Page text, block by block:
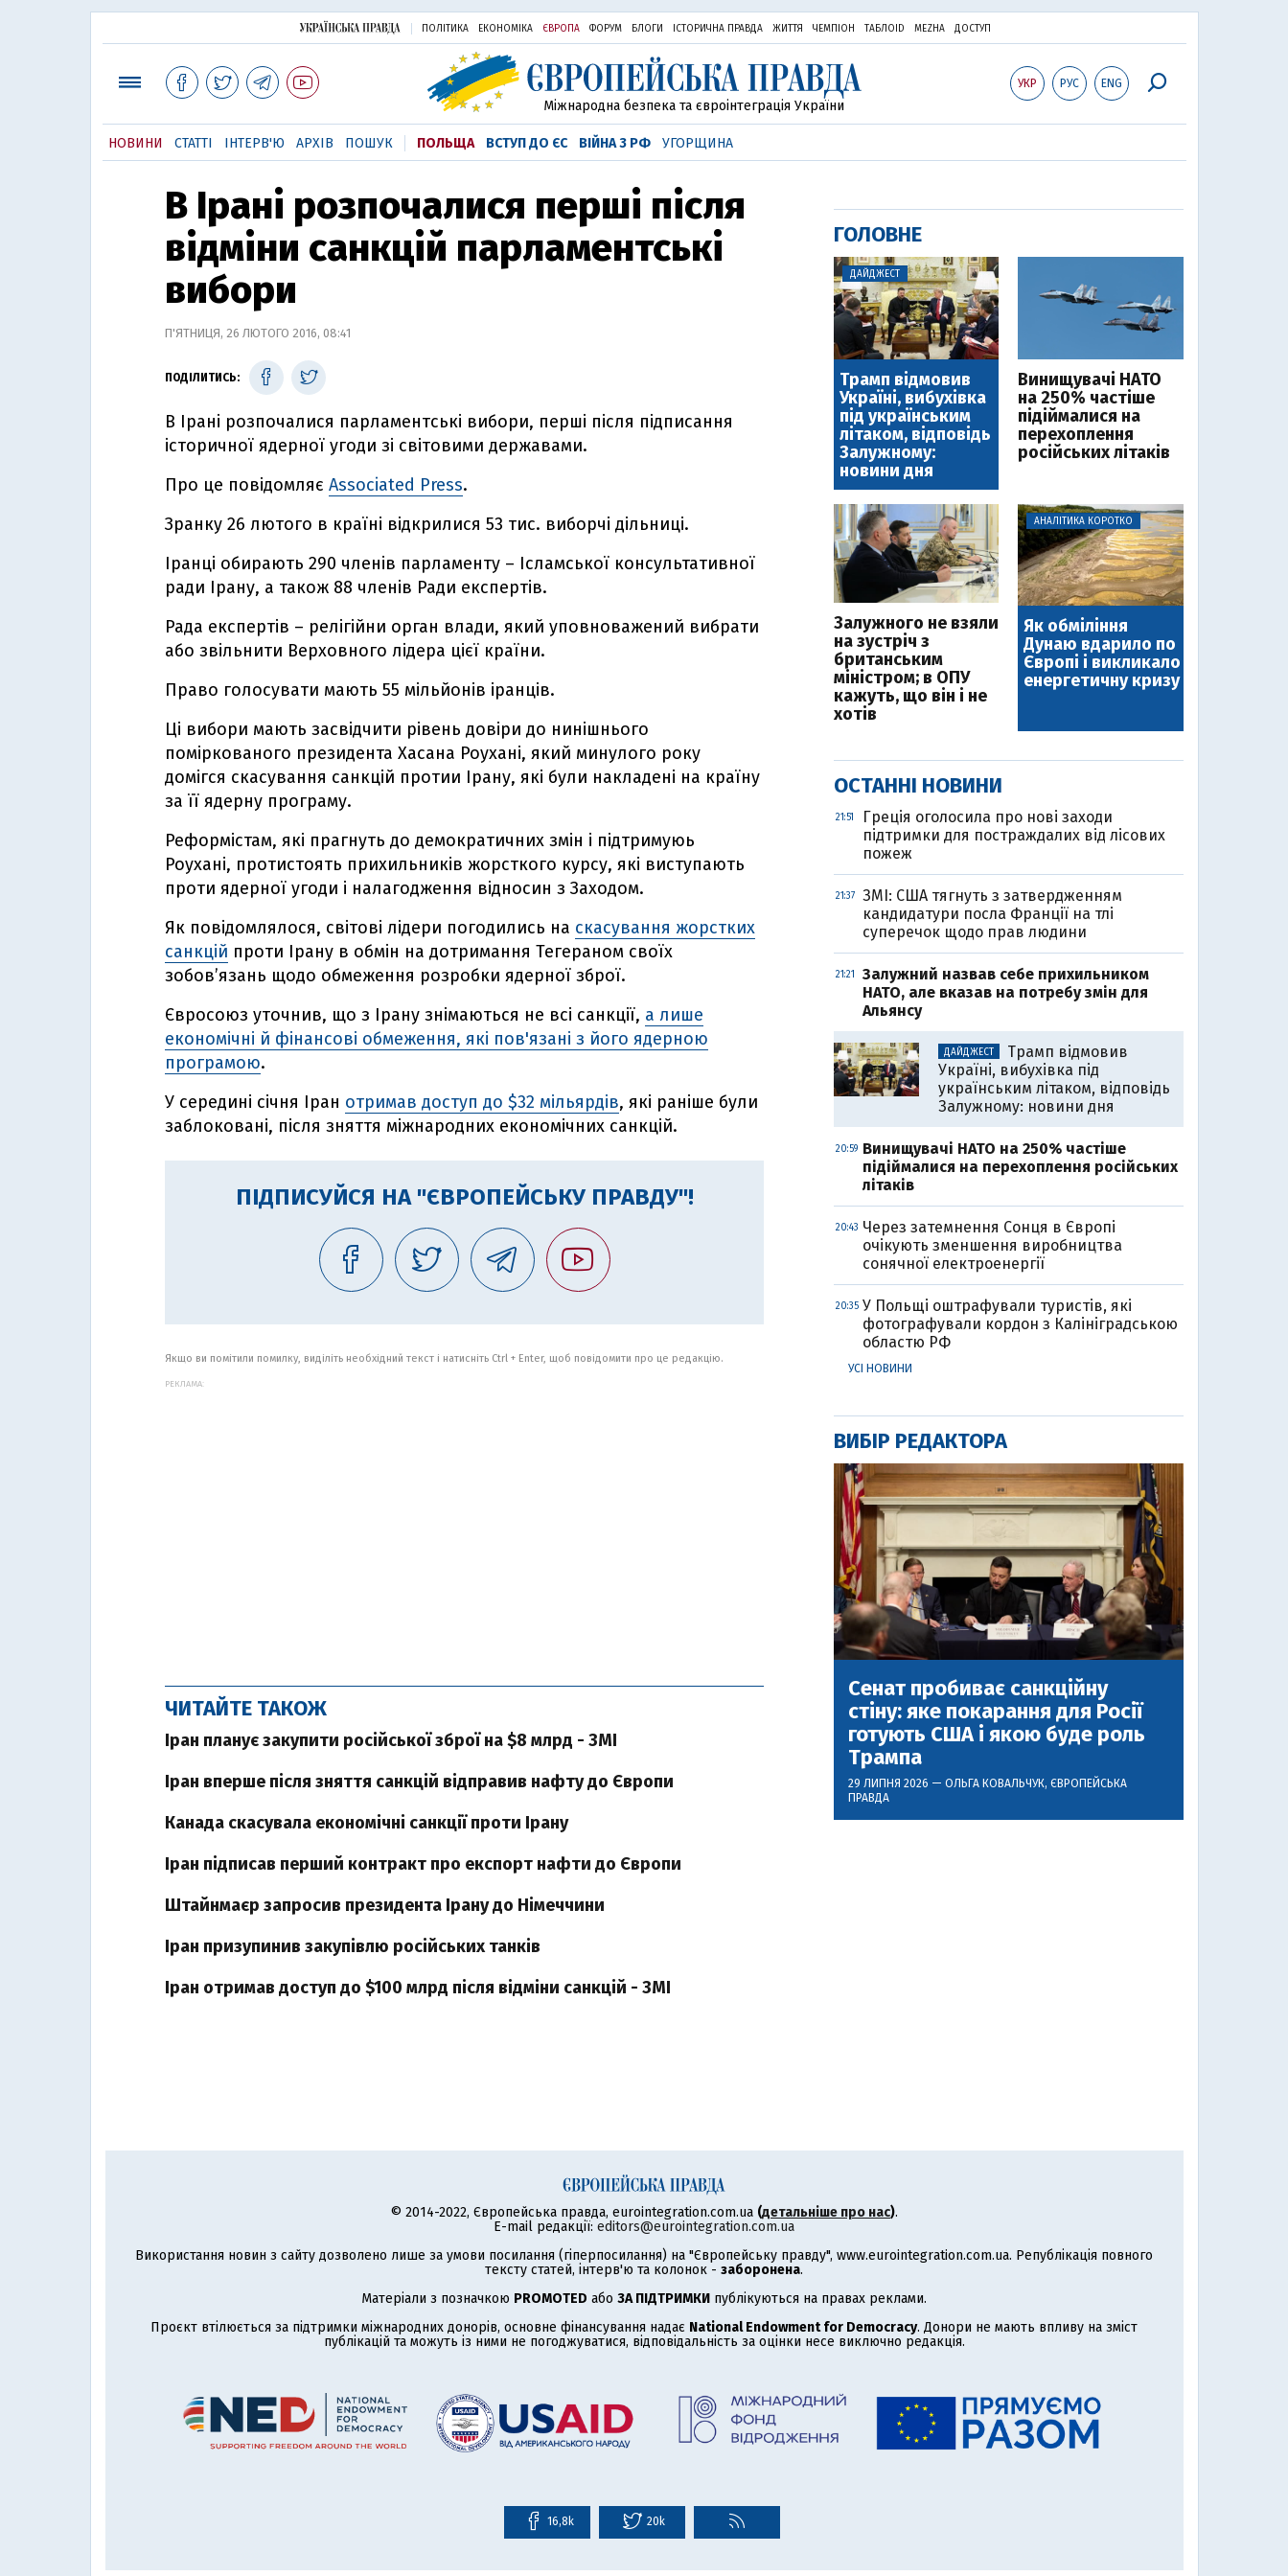
ПОЛІТИКА ЕКОНОМІКА ЄВРОПА ФОРУМ БЛОГИ ІСТОРИЧНА ПРАВДА ЖИТТЯ ЧЕМПІОН ТАБЛОID MEZHA ДОСТУП
УКР РУС ENG
Міжнародна безпека та євроінтеграція України
НОВИНИ СТАТТІ ІНТЕРВ'Ю АРХІВ ПОШУК ПОЛЬЩА ВСТУП ДО ЄС ВІЙНА З РФ УГОРЩИНА
В Ірані розпочалися перші після
відміни санкцій парламентські
вибори
П'ЯТНИЦЯ, 26 ЛЮТОГО 2016, 08:41
ПОДІЛИТИСЬ:
В Ірані розпочалися парламентські вибори, перші після підписання
історичної ядерної угоди зі світовими державами.
Про це повідомляє Associated Press.
Зранку 26 лютого в країні відкрилися 53 тис. виборчі дільниці.
Іранці обирають 290 членів парламенту – Ісламської консультативної
ради Ірану, а також 88 членів Ради експертів.
Рада експертів – релігійни орган влади, який уповноважений вибрати
або звільнити Верховного лідера цієї країни.
Право голосувати мають 55 мільйонів іранців.
Ці вибори мають засвідчити рівень довіри до нинішнього
поміркованого президента Хасана Роухані, який минулого року
домігся скасування санкцій протии Ірану, які були накладені на країну
за її ядерну програму.
Реформістам, які прагнуть до демократичних змін і підтримуюь
Роухані, протистоять прихильників жорсткого курсу, які виступають
проти ядерної угоди і налагодження відносин з Заходом.
Як повідомлялося, світові лідери погодились на скасування жорстких
санкцій проти Ірану в обмін на дотримання Тегераном своїх
зобовʼязань щодо обмеження розробки ядерної зброї.
Євросоюз уточнив, що з Ірану знімаються не всі санкції, а лише
економічні й фінансові обмеження, які пов'язані з його ядерною
програмою.
У середині січня Іран отримав доступ до $32 мільярдів, які раніше були
заблоковані, після зняття міжнародних економічних санкцій.
ПІДПИСУЙСЯ НА "ЄВРОПЕЙСЬКУ ПРАВДУ"!
Якщо ви помітили помилку, виділіть необхідний текст і натисніть Ctrl + Enter, щоб повідомити про це редакцію.
РЕКЛАМА:
ЧИТАЙТЕ ТАКОЖ
Іран планує закупити російської зброї на $8 млрд - ЗМІ
Іран вперше після зняття санкцій відправив нафту до Європи
Канада скасувала економічні санкції проти Ірану
Іран підписав перший контракт про експорт нафти до Європи
Штайнмаєр запросив президента Ірану до Німеччини
Іран призупинив закупівлю російських танків
Іран отримав доступ до $100 млрд після відміни санкцій - ЗМІ
ГОЛОВНЕ
ДАЙДЖЕСТ
Трамп відмовив
Україні, вибухівка
під українським
літаком, відповідь
Залужному:
новини дня
Винищувачі НАТО
на 250% частіше
підіймалися на
перехоплення
російських літаків
Залужного не взяли
на зустріч з
британським
міністром; в ОПУ
кажуть, що він і не
хотів
АНАЛІТИКА КОРОТКО
Як обміління
Дунаю вдарило по
Європі і викликало
енергетичну кризу
ОСТАННІ НОВИНИ
21:51
Греція оголосила про нові заходи
підтримки для постраждалих від лісових
пожеж
21:37
ЗМІ: США тягнуть з затвердженням
кандидатури посла Франції на тлі
суперечок щодо прав людини
21:21
Залужний назвав себе прихильником
НАТО, але вказав на потребу змін для
Альянсу
ДАЙДЖЕСТ
Трамп відмовив
Україні, вибухівка під
українським літаком, відповідь
Залужному: новини дня
20:59 Винищувачі НАТО на 250% частіше
підіймалися на перехоплення російських
літаків
20:43 Через затемнення Сонця в Європі
очікують зменшення виробництва
сонячної електроенергії
20:35 У Польщі оштрафували туристів, які
фотографували кордон з Калініградською
областю РФ
УСІ НОВИНИ
ВИБІР РЕДАКТОРА
Сенат пробиває санкційну
стіну: яке покарання для Росії
готують США і якою буде роль
Трампа
29 ЛИПНЯ 2026 — ОЛЬГА КОВАЛЬЧУК, ЄВРОПЕЙСЬКА
ПРАВДА
© 2014-2022, Європейська правда, eurointegration.com.ua (детальніше про нас).
E-mail редакції: editors@eurointegration.com.ua
Використання новин з сайту дозволено лише за умови посилання (гіперпосилання) на "Європейську правду", www.eurointegration.com.ua. Републікація повного
тексту статей, інтерв'ю та колонок - заборонена.
Матеріали з позначкою PROMOTED або ЗА ПІДТРИМКИ публікуються на правах реклами.
Проєкт втілюється за підтримки міжнародних донорів, основне фінансування надає National Endowment for Democracy. Донори не мають впливу на зміст
публікацій та можуть із ними не погоджуватися, відповідальність за оцінки несе виключно редакція.
16,8k 20k